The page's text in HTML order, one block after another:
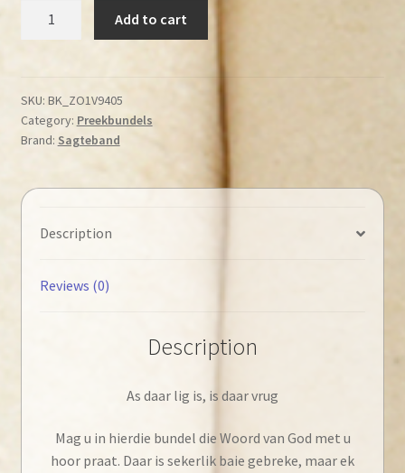
daar
lig
is,
daar
quantity
Add to cart
SKU: BK_ZO1V9405
Category: Preekbundels
Brand: Sagteband
Description
Reviews (0)
Description
As daar lig is, is daar vrug
Mag u in hierdie bundel die Woord van God met u
hoor praat. Daar is sekerlik baie gebreke, maar ek